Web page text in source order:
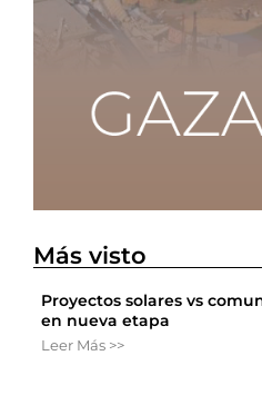
Más visto
Proyectos solares vs
en nueva etapa
Leer Más >>